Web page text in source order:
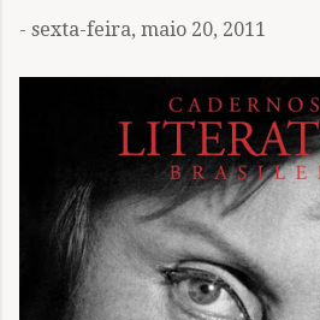
- sexta-feira, maio 20, 2011